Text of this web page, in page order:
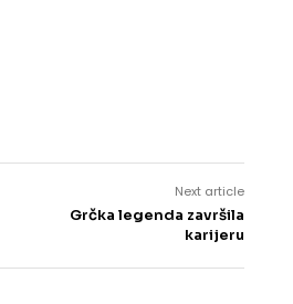
Next article
Grčka legenda završila
karijeru